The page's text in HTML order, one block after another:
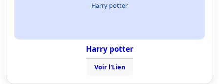
Harry potter
Harry potter
Voir l'Lien